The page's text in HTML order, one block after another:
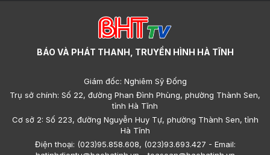
BÁO VÀ PHÁT THANH, TRUYỀN HÌNH HÀ TĨNH
Giám đốc: Nghiêm Sỹ Đống
Trụ sở chính: Số 22, đường Phan Đình Phùng, phường Thành Sen,
tỉnh Hà Tĩnh
Cơ sở 2: Số 223, đường Nguyễn Huy Tự, phường Thành Sen, tỉnh
Hà Tĩnh
Điện thoại: (023)95.858.608, (023)93.693.427 - Email: